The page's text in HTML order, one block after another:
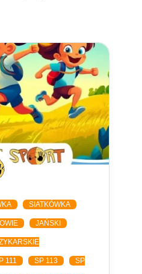
SIATKÓWKA
JAŃSKI
111 SP 113 SP